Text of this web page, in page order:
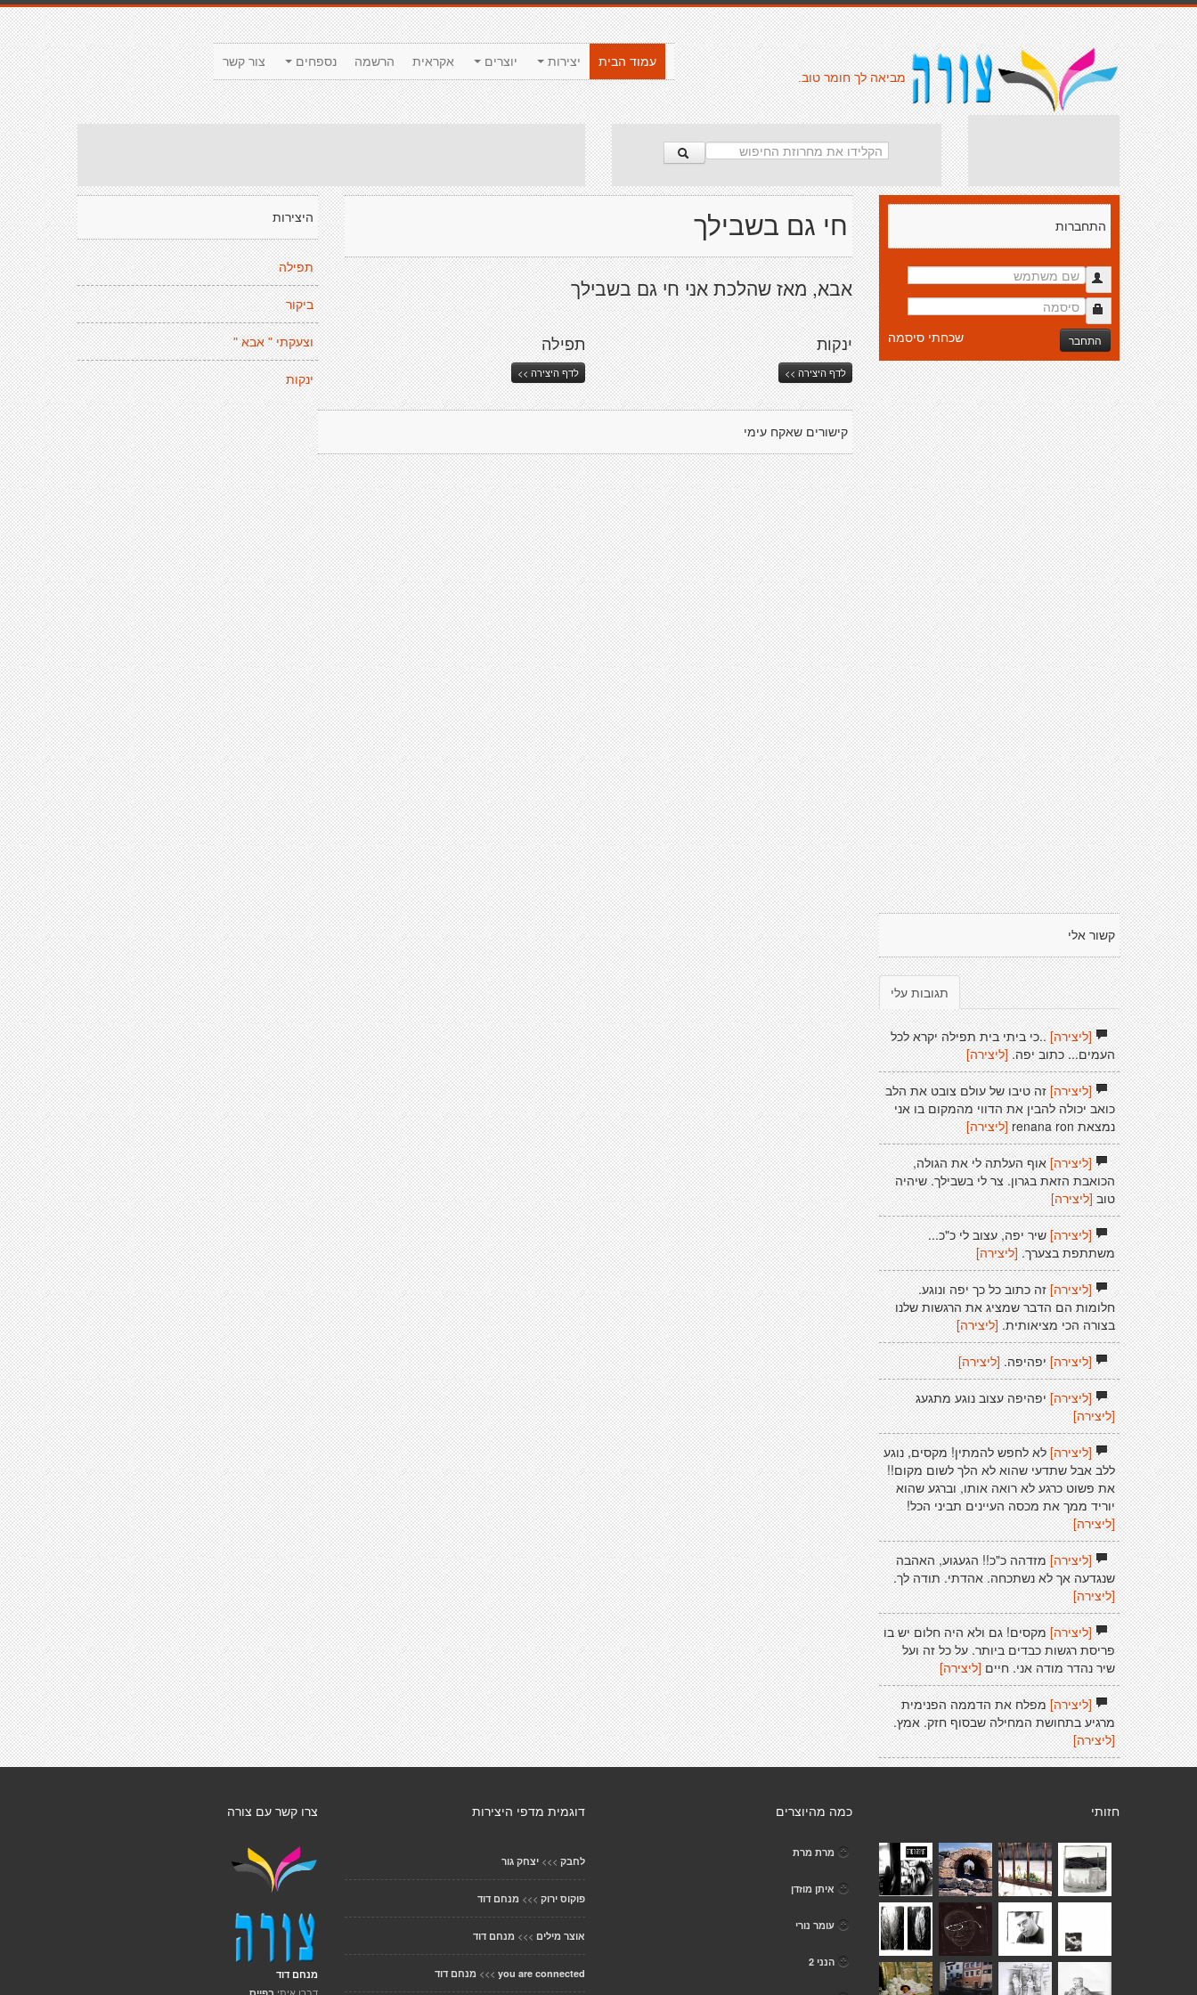
צור קשר נספחים הרשמה אקראית יוצרים יצירות
עמוד הבית
מביאה לך חומר טוב.
היצירות
תפילה
ביקור
וצעקתי " אבא "
ינקות
חי גם בשבילך
אבא, מאז שהלכת אני חי גם בשבילך
תפילה
לדף היצירה >>
ינקות
לדף היצירה >>
קישורים שאקח עימי
התחברות
התחבר שכחתי סיסמה
קשור אלי
תגובות עלי
[ליצירה]..כי ביתי בית תפילה יקרא לכל
העמים... כתוב יפה. [ליצירה]
[ליצירה]זה טיבו של עולם צובט את הלב
כואב יכולה להבין את הדווי מהמקום בו אני
נמצאת renana ron
[ליצירה]
[ליצירה]אוף העלתה לי את הגולה,
הכואבת הזאת בגרון. צר לי בשבילך. שיהיה
טוב [ליצירה]
[ליצירה]שיר יפה, עצוב לי כ"כ...
משתתפת בצערך. [ליצירה]
[ליצירה]זה כתוב כל כך יפה ונוגע.
חלומות הם הדבר שמציג את הרגשות שלנו
בצורה הכי מציאותית.[ליצירה]
[ליצירה]יפהיפה. [ליצירה]
[ליצירה]יפהיפה עצוב נוגע מתגעג
[ליצירה]
[ליצירה]לא לחפש להמתין! מקסים, נוגע
ללב אבל שתדעי שהוא לא הלך לשום מקום!!
את פשוט כרגע לא רואה אותו, וברגע שהוא
יוריד ממך את מכסה העיינים תביני הכל!
[ליצירה]
[ליצירה]מזדהה כ"כ!! הגעגוע, האהבה
שנגדעה אך לא נשתכחה. אהדתי. תודה לך.
[ליצירה]
[ליצירה]מקסים! גם ולא היה חלום יש בו
פריסת רגשות כבדים ביותר. על כל זה ועל
שיר נהדר מודה אני. חיים[ליצירה]
[ליצירה]מפלח את הדממה הפנימית
מרגיע בתחושת המחילה שבסוף חזק. אמץ.
[ליצירה]
צרו קשר עם צורה
מנחם דוד
דוגמית מדפי היצירות
לחבק >>> יצחק גור
פוקוס ירוק >>> מנחם דוד
אוצר מילים >>> מנחם דוד
you are connected
>>> מנחם דוד
כמה מהיוצרים
מרת מרת
איתן מוזדן
עומר נורי
הנני 2
חזותי